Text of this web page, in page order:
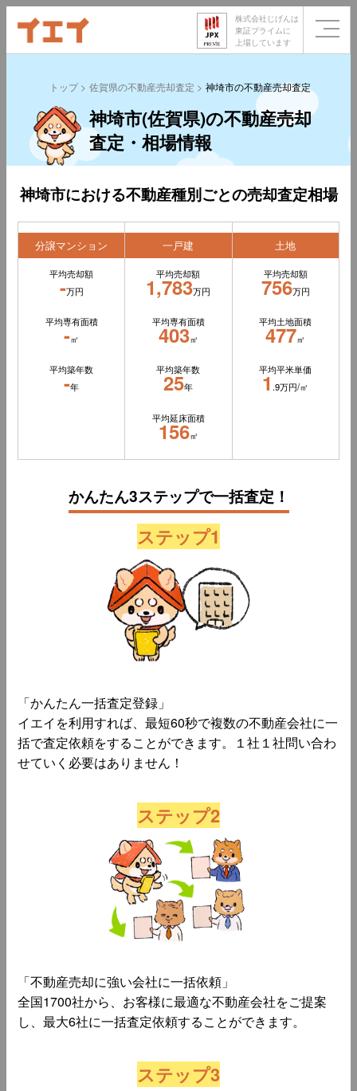
株式会社じげんは
東証プライムに
上場しています
トップ 佐賀県の不動産売却査定 神埼市の不動産売却査定
神埼市(佐賀県)の不動産売却
査定・相場情報
神埼市における不動産種別ごとの売却査定相場
分譲マンション
平均売却額
-万円
平均専有面積
-㎡
平均築年数
-年
一戸建
平均売却額
1,783万円
平均専有面積
403㎡
平均築年数
25年
平均延床面積
156㎡
土地
平均売却額
756万円
平均土地面積
477㎡
平均平米単価
1 .9万円/㎡
かんたん3ステップで一括査定！
ステップ1
「かんたん一括査定登録」
イエイを利用すれば、最短60秒で複数の不動産会社に一
括で査定依頼をすることができます。１社１社問い合わ
せていく必要はありません！
ステップ2
「不動産売却に強い会社に一括依頼」
全国1700社から、お客様に最適な不動産会社をご提案
し、最大6社に一括査定依頼することができます。
ステップ3